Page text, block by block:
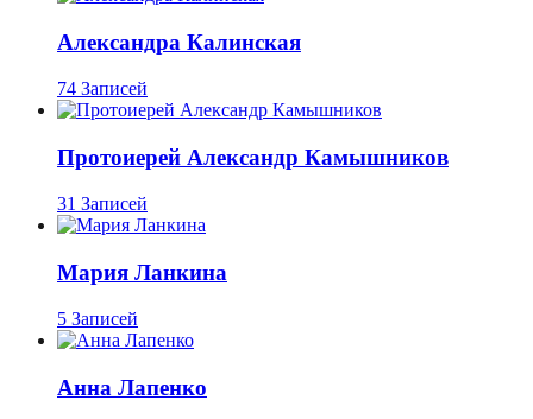
Александра Калинская
74 Записей
Протоиерей Александр Камышников
31 Записей
Мария Ланкина
5 Записей
Анна Лапенко